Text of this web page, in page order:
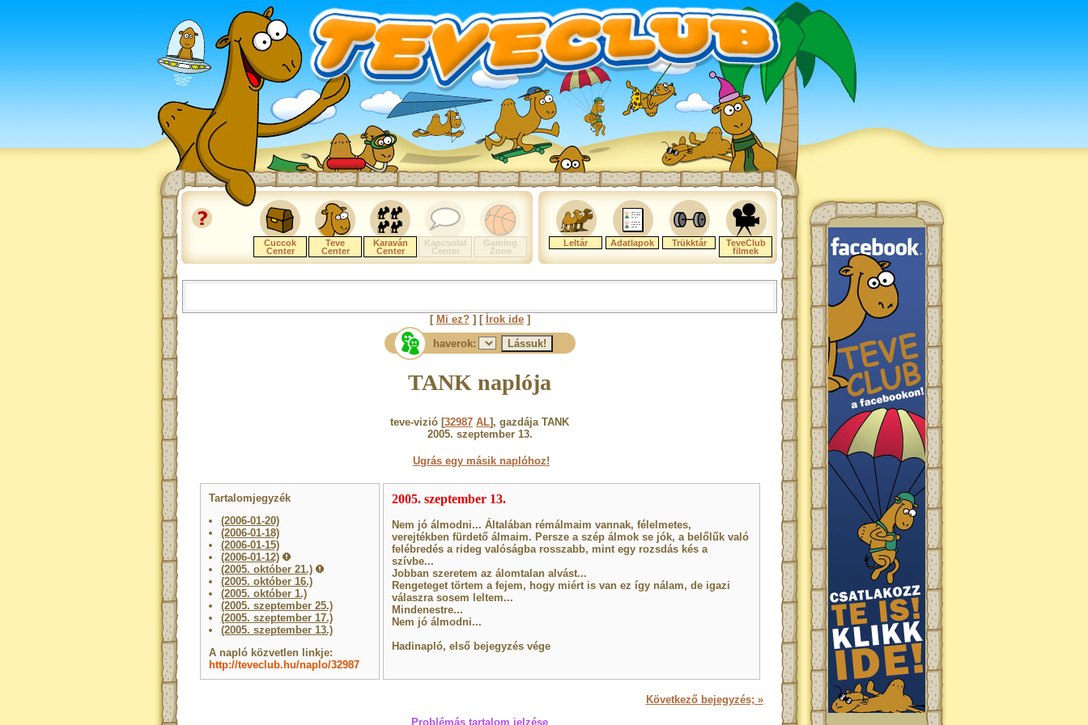
Cuccok
Center
Teve
Center
Karaván
Center
Kapcsolat
Center
Gaming
Zone
Leltár Adatlapok Trükktár
TeveClub
filmek
[ Mi ez?] [ Írok ide]
haverok:
TANK naplója
teve-vizió [32987 AL], gazdája TANK
2005. szeptember 13.
Ugrás egy másik naplóhoz!
Tartalomjegyzék
(2006-01-20)
(2006-01-18)
(2006-01-15)
(2006-01-12)
(2005. október 21.)
(2005. október 16.)
(2005. október 1.)
(2005. szeptember 25.)
(2005. szeptember 17.)
(2005. szeptember 13.)
A napló közvetlen linkje:
http://teveclub.hu/naplo/32987
2005. szeptember 13.
Nem jó álmodni... Általában rémálmaim vannak, félelmetes,
verejtékben fürdető álmaim. Persze a szép álmok se jók, a belőlűk való
felébredés a rideg valóságba rosszabb, mint egy rozsdás kés a
szívbe...
Jobban szeretem az álomtalan alvást...
Rengeteget törtem a fejem, hogy miért is van ez így nálam, de igazi
válaszra sosem leltem...
Mindenestre...
Nem jó álmodni...
Hadinapló, első bejegyzés vége
Következő bejegyzés; »
Problémás tartalom jelzése